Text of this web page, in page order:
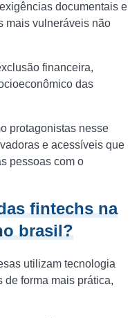
documentais e
mais vulneráveis não
financeira,
das
protagonistas nesse
e acessíveis que
pessoas com o
fintechs na
brasil?
utilizam tecnologia
de forma mais prática,